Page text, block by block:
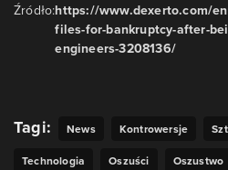
Źródło:https://www.dexerto.com/
files-for-bankruptcy-after-
engineers-3208136/
Tagi: News Kontrowersje
Technologia
Oszuści Oszustwo